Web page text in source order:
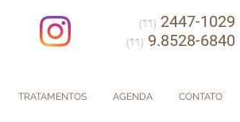
(11) 2447-1029
(11) 9.8528-6840
TRATAMENTOS AGENDA CONTATO